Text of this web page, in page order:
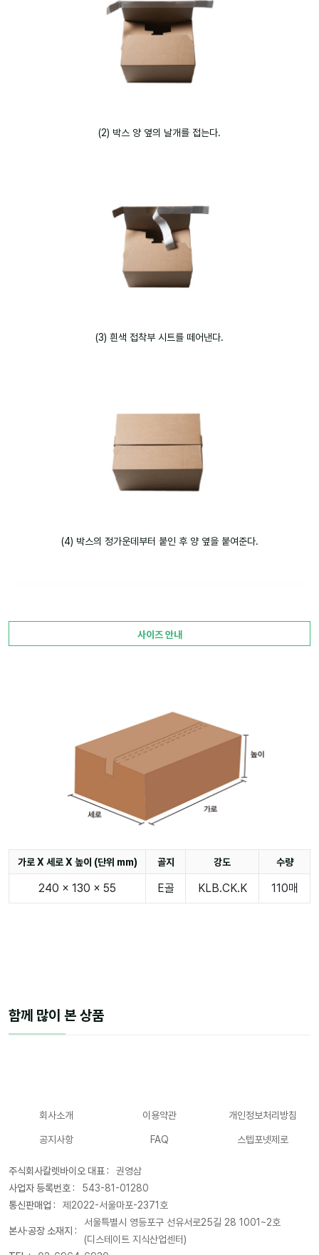
(2) 박스 양 옆의 날개를 접는다.
(3) 흰색 접착부 시트를 떼어낸다.
(4) 박스의 정가운데부터 붙인 후 양 옆을 붙여준다.
사이즈 안내
가로 X 세로 X 높이 (단위 mm) 골지 강도 수량
240 x 130 x 55 E골 KLB.CK.K 110매
함께 많이 본 상품
회사소개 이용약관 개인정보처리방침
공지사항 FAQ 스텝포넷제로
주식회사칼렛바이오 대표 :
권영삼
사업자 등록번호 :
543-81-01280
통신판매업 :
제2022-서울마포-2371호
본사·공장 소재지 :
서울특별시 영등포구 선유서로25길 28 1001~2호
(디스테이트 지식산업센터)